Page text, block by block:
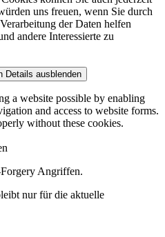
uns freuen, wenn Sie durch
der Daten helfen
andere Interessierte zu
Details ausblenden
a website possible by enabling
and access to website forms.
without these cookies.
Angriffen.
nur für die aktuelle